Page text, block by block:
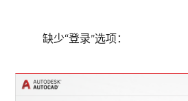
缺少“登录”选项：